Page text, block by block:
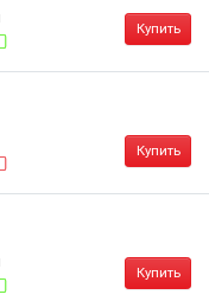
Купить
Купить
Купить